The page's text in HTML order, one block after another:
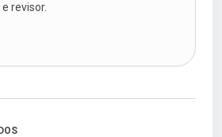
revisor.